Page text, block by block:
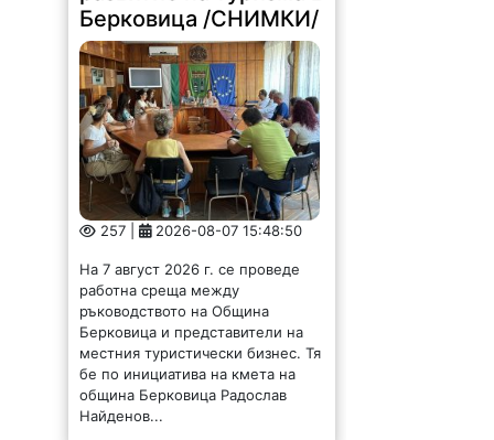
257 | 2026-08-07 15:48:50
На 7 август 2026 г. се проведе
работна среща между
ръководството на Община
Берковица и представители на
местния туристически бизнес. Тя
бе по инициатива на кмета на
община Берковица Радослав
Найденов...